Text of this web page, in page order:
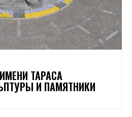
ТАРАСА
И ПАМЯТНИКИ